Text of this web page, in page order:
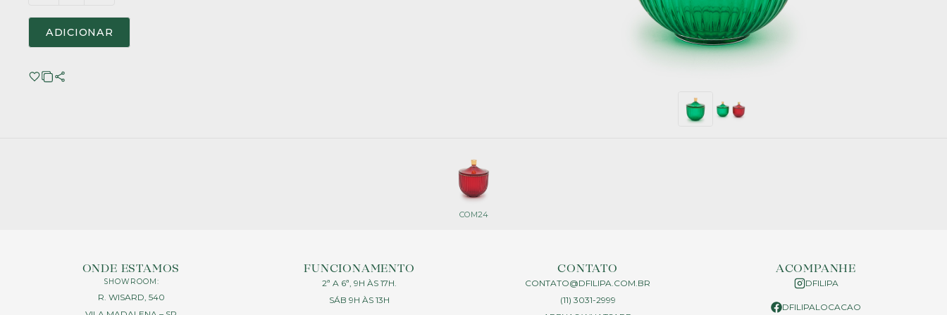
ADICIONAR
COM24
ONDE ESTAMOS
SHOWROOM:
R. WISARD, 540
FUNCIONAMENTO
2ª A 6ª, 9H ÀS 17H.
SÁB 9H ÀS 13H
CONTATO
CONTATO@DFILIPA.COM.BR
(11) 3031-2999
ACOMPANHE
DFILIPA
DFILIPALOCACAO